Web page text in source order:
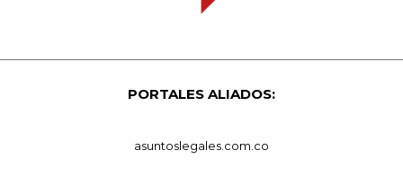
PORTALES ALIADOS:
asuntoslegales.com.co